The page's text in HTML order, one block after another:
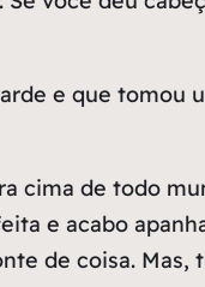
e que tomou
cima de todo
e acabo
de coisa. Mas,